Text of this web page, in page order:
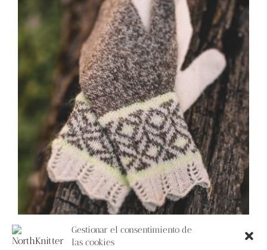
Gestionar el consentimiento de
las cookies
Blog
Contacto
Newsletter
Carrito
Mi cuenta